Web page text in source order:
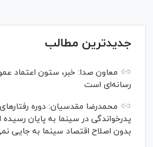
جدیدترین مطالب
معاون صدا: خبر، ستون اعتماد
رسانه‌ای است
محمدرضا مقدسیان: دوره
پدرخواندگی در سینما به پایان
بدون اصلاح اقتصاد سینما به جایی